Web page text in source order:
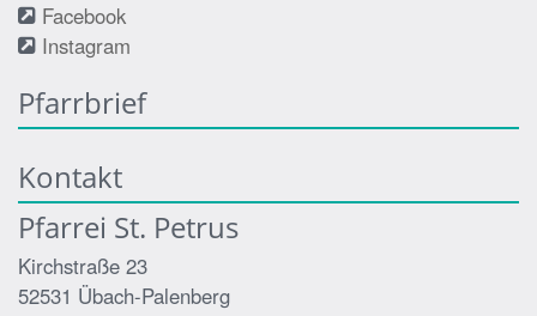
Facebook
Instagram
Pfarrbrief
Kontakt
Pfarrei St. Petrus
Kirchstraße 23
52531 Übach-Palenberg